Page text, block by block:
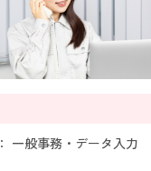
一般事務・データ入力